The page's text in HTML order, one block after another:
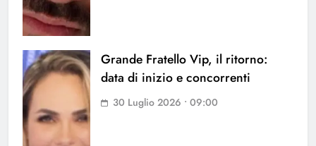
Grande Fratello Vip, il ritorno:
data di inizio e concorrenti
30 Luglio 2026 • 09:00